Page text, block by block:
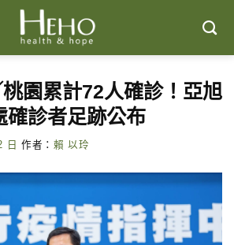
園累計72人確診！亞旭
確診者足跡公布
日 作者： 賴 以玲